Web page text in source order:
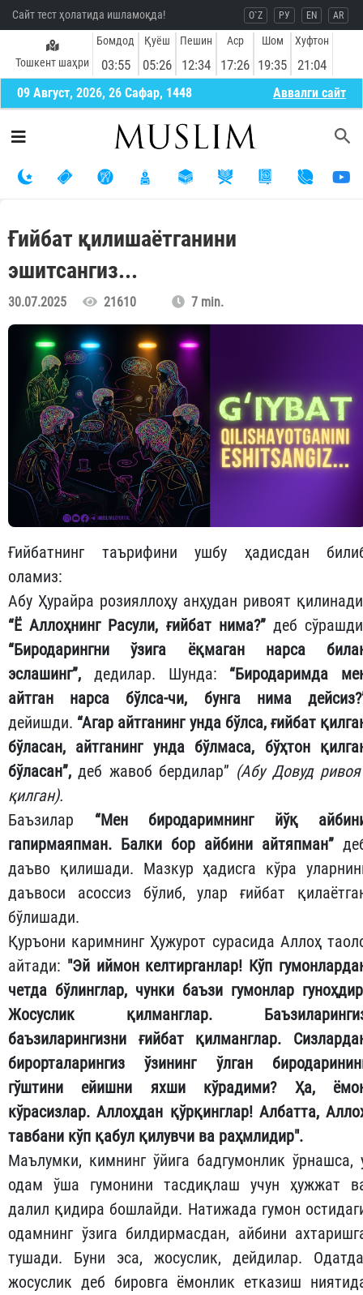
Сайт тест ҳолатида ишламоқда! O`Z РУ EN AR
Тошкент шаҳри
Бомдод
03:55
Қуёш
05:26
Пешин
12:34
Аср
17:26
Шом
19:35
Хуфтон
21:04
09 Август, 2026, 26 Сафар, 1448 Aввалги сайт
Ғийбат қилишаётганини
эшитсангиз...
30.07.2025 21610 7 min.
Ғийбатнинг таърифини ушбу ҳадисдан
оламиз:
Абу Ҳурайра розияллоҳу анҳудан ривоят
“Ё Аллоҳнинг Расули, ғийбат нима?”деб
“Биродарингни ўзига ёқмаган нарса
эслашинг”, дедилар. Шунда: “Биродаримда
айтган нарса бўлса-чи, бунга нима
дейишди. “Агар айтганинг унда бўлса, ғийбат
бўласан, айтганинг унда бўлмаса, бўҳтон
бўласан”, деб жавоб бердилар” (Абу Довуд
қилган).
Баъзилар “Мен биродаримнинг йўқ
гапирмаяпман. Балки бор айбини айтяпман”
даъво қилишади. Мазкур ҳадисга кўра
даъвоси асоссиз бўлиб, улар ғийбат
бўлишади.
Қуръони каримнинг Ҳужурот сурасида Аллоҳ
айтади: "Эй иймон келтирганлар! Кўп
четда бўлинглар, чунки баъзи гумонлар
Жосуслик қилманглар.
баъзиларингизни ғийбат қилманглар.
бирорталарингиз ўзининг ўлган
гўштини ейишни яхши кўрадими? Ҳа,
кўрасизлар. Аллоҳдан қўрқинглар! Албатта,
тавбани кўп қабул қилувчи ва раҳмлидир".
Маълумки, кимнинг ўйига бадгумонлик ўрнашса,
одам ўша гумонини тасдиқлаш учун ҳужжат
далил қидира бошлайди. Натижада гумон
одамнинг ўзига билдирмасдан, айбини
тушади. Буни эса, жосуслик, дейдилар.
жосуслик деб бировга ёмонлик етказиш